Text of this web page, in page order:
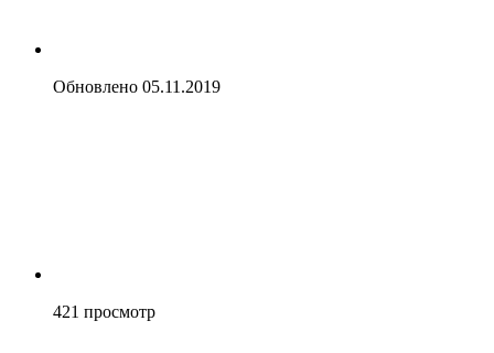
Обновлено 05.11.2019
421 просмотр